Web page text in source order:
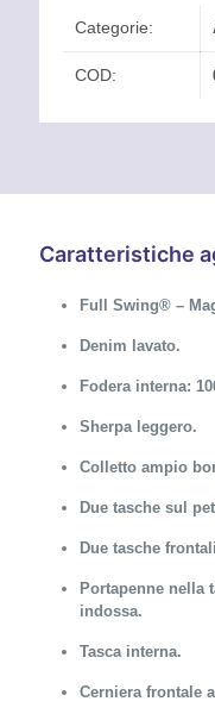
Categorie:
COD:
Caratteristiche
Full Swing® –
Denim lavato.
Fodera interna:
Sherpa leggero.
Colletto ampio
Due tasche sul
Due tasche
Portapenne nella
indossa.
Tasca interna.
Cerniera frontale